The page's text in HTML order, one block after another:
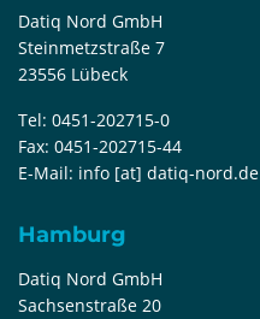
Datiq Nord GmbH
Steinmetzstraße 7
23556 Lübeck
Tel: 0451-202715-0
Fax: 0451-202715-44
E-Mail: info [at] datiq-nord.de
Hamburg
Datiq Nord GmbH
Sachsenstraße 20